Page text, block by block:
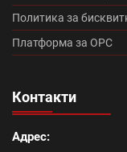
Промоция Брамак
Континентал плюс
Керемиди Тондах
Политика за
Платформа за ОРС
Контакти
Адрес: